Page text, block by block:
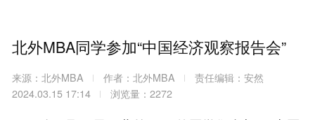
北外MBA同学参加“中国经济观察报告会”
来源：北外MBA 作者：北外MBA
责任编辑：安然
2024.03.15 17:14
浏览量：2272